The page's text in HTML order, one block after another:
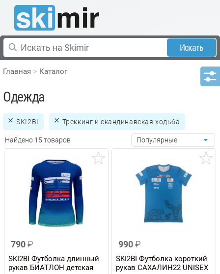
Искать
Главная Каталог
Одежда
SKI2BI Треккинг и скандинавская ходьба
Найдено 15 товаров Популярные
790₽
SKI2BI Футболка длинный
рукав БИАТЛОН детская
990₽
SKI2BI Футболка короткий
рукав САХАЛИН22 UNISEX